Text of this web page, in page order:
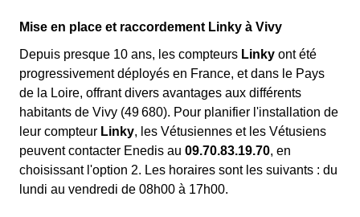
Mise en place et raccordement Linky à Vivy
Depuis presque 10 ans, les compteurs Linky ont été
progressivement déployés en France, et dans le Pays
de la Loire, offrant divers avantages aux différents
habitants de Vivy (49 680). Pour planifier l'installation de
leur compteur Linky, les Vétusiennes et les Vétusiens
peuvent contacter Enedis au 09.70.83.19.70, en
choisissant l'option 2. Les horaires sont les suivants : du
lundi au vendredi de 08h00 à 17h00.